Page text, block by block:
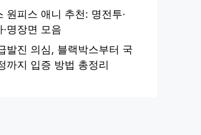
원피스 애니 추천: 명전투·
명장면 모음
발진 의심, 블랙박스부터 국
까지 입증 방법 총정리